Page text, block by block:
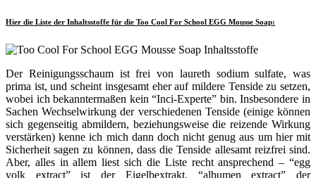
Hier die Liste der Inhaltsstoffe für die Too Cool For School EGG Mousse Soap:
Der Reinigungsschaum ist frei von laureth sodium sulfate, was
prima ist, und scheint insgesamt eher auf mildere Tenside zu setzen,
wobei ich bekanntermaßen kein “Inci-Experte” bin. Insbesondere in
Sachen Wechselwirkung der verschiedenen Tenside (einige können
sich gegenseitig abmildern, beziehungsweise die reizende Wirkung
verstärken) kenne ich mich dann doch nicht genug aus um hier mit
Sicherheit sagen zu können, dass die Tenside allesamt reizfrei sind.
Aber, alles in allem liest sich die Liste recht ansprechend – “egg
yolk extract” ist der Eigelbextrakt, “albumen extract” der